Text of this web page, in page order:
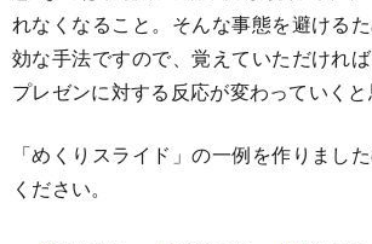
れなくなること。そんな事態を避ける
効な手法ですので、覚えていただけれ
プレゼンに対する反応が変わっていくと
「めくりスライド」の一例を作りまし
ください。